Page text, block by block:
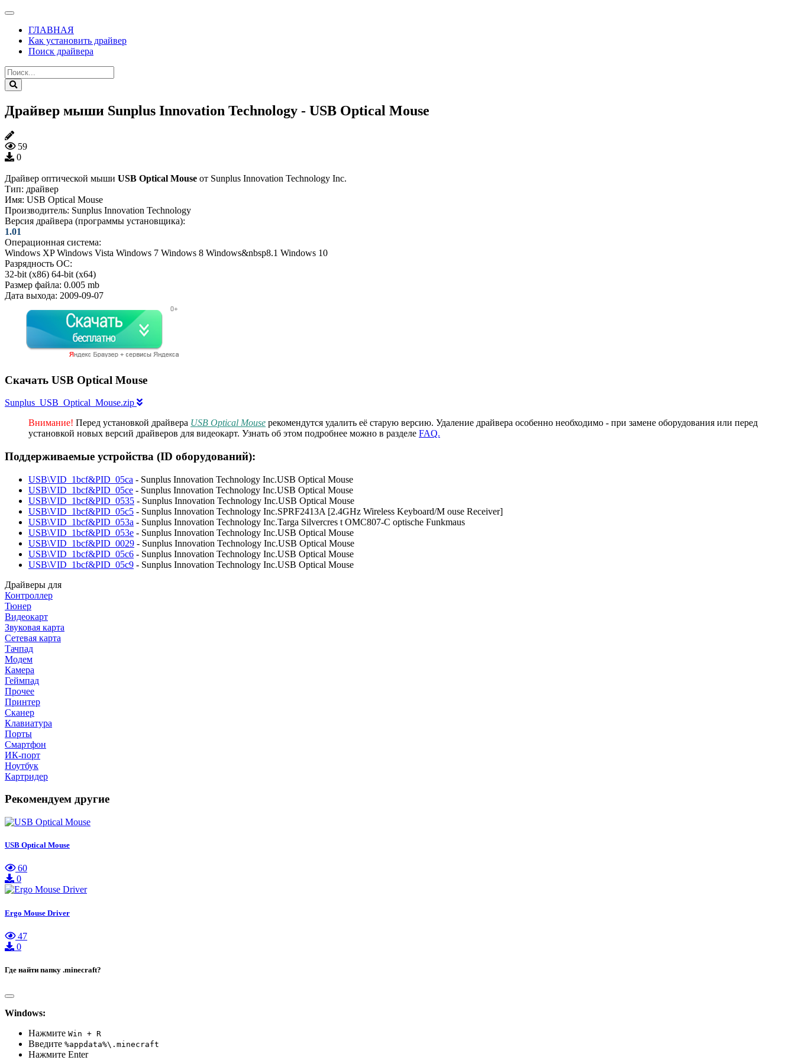
ГЛАВНАЯ
Как установить драйвер
Поиск драйвера
Драйвер мыши Sunplus Innovation Technology - USB Optical Mouse
59
0
Драйвер оптической мыши USB Optical Mouse от Sunplus Innovation Technology Inc.
Тип: драйвер
Имя: USB Optical Mouse
Производитель: Sunplus Innovation Technology
Версия драйвера (программы установщика):
1.01
Операционная система:
Windows XP Windows Vista Windows 7 Windows 8 Windows&nbsp8.1 Windows 10
Разрядность ОС:
32-bit (x86) 64-bit (x64)
Размер файла: 0.005 mb
Дата выхода: 2009-09-07
Скачать USB Optical Mouse
Sunplus_USB_Optical_Mouse.zip
Внимание! Перед установкой драйвера USB Optical Mouse рекомендутся удалить её старую версию. Удаление драйвера особенно необходимо - при замене оборудования или перед
установкой новых версий драйверов для видеокарт. Узнать об этом подробнее можно в разделе FAQ.
Поддерживаемые устройства (ID оборудований):
USB\VID_1bcf&PID_05ca - Sunplus Innovation Technology Inc.USB Optical Mouse
USB\VID_1bcf&PID_05ce - Sunplus Innovation Technology Inc.USB Optical Mouse
USB\VID_1bcf&PID_0535 - Sunplus Innovation Technology Inc.USB Optical Mouse
USB\VID_1bcf&PID_05c5 - Sunplus Innovation Technology Inc.SPRF2413A [2.4GHz Wireless Keyboard/M ouse Receiver]
USB\VID_1bcf&PID_053a - Sunplus Innovation Technology Inc.Targa Silvercres t OMC807-C optische Funkmaus
USB\VID_1bcf&PID_053e - Sunplus Innovation Technology Inc.USB Optical Mouse
USB\VID_1bcf&PID_0029 - Sunplus Innovation Technology Inc.USB Optical Mouse
USB\VID_1bcf&PID_05c6 - Sunplus Innovation Technology Inc.USB Optical Mouse
USB\VID_1bcf&PID_05c9 - Sunplus Innovation Technology Inc.USB Optical Mouse
Драйверы для
Контроллер
Тюнер
Видеокарт
Звуковая карта
Сетевая карта
Тачпад
Модем
Камера
Геймпад
Прочее
Принтер
Сканер
Клавиатура
Порты
Смартфон
ИК-порт
Ноутбук
Картридер
Рекомендуем другие
USB Optical Mouse
60
0
Ergo Mouse Driver
47
0
Где найти папку .minecraft?
Windows:
Нажмите Win + R
Введите %appdata%\.minecraft
Нажмите Enter